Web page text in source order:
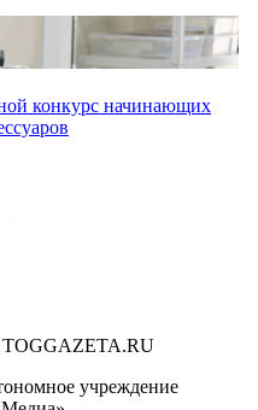
конкурс начинающих
TOGGAZETA.RU
учреждение